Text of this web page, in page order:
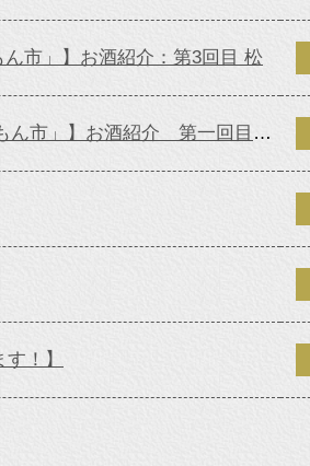
市」】お酒紹介：第3回目 松
【催事のおしらせ 10/19（水）－24（月） 平和堂ビバシティ「近江うまいもんええもん市」】お酒紹介 第一回目：竹林
！】